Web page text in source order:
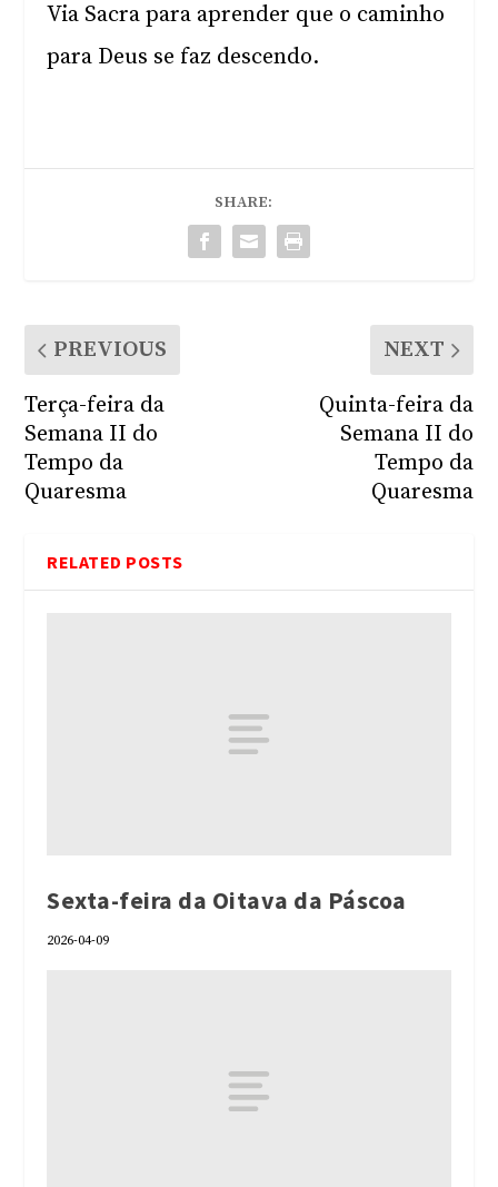
Via Sacra para aprender que o caminho
para Deus se faz descendo.
SHARE:
PREVIOUS
Terça-feira da
Semana II do
Tempo da
Quaresma
NEXT
Quinta-feira da
Semana II do
Tempo da
Quaresma
RELATED POSTS
Sexta-feira da Oitava da Páscoa
2026-04-09